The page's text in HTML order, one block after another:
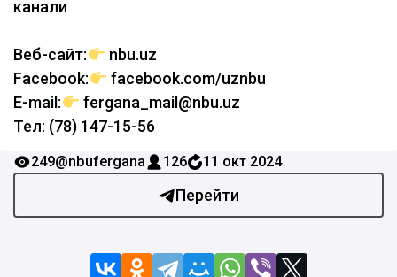
канали
Веб-сайт:
nbu.uz
Facebook:
facebook.com/uznbu
E-mail:
fergana_mail@nbu.uz
Тел: (78) 147-15-56
Перейти
249@nbufergana 126 11 окт 2024